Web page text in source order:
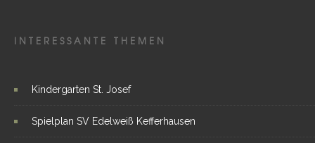
INTERESSANTE THEMEN
Kindergarten St. Josef
Spielplan SV Edelweiß Kefferhausen